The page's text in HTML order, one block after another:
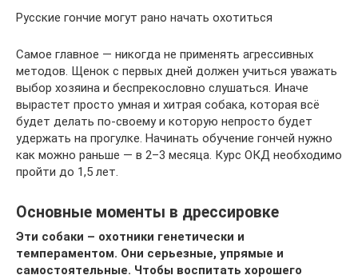
Русские гончие могут рано начать охотиться
Самое главное — никогда не применять агрессивных
методов. Щенок с первых дней должен учиться уважать
выбор хозяина и беспрекословно слушаться. Иначе
вырастет просто умная и хитрая собака, которая всё
будет делать по-своему и которую непросто будет
удержать на прогулке. Начинать обучение гончей нужно
как можно раньше — в 2–3 месяца. Курс ОКД необходимо
пройти до 1,5 лет.
Основные моменты в дрессировке
Эти собаки – охотники генетически и
темпераментом. Они серьезные, упрямые и
самостоятельные. Чтобы воспитать хорошего